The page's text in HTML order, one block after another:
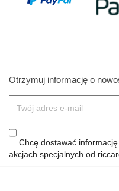
Otrzymuj informację o
Chcę dostawać
akcjach specjalnych od